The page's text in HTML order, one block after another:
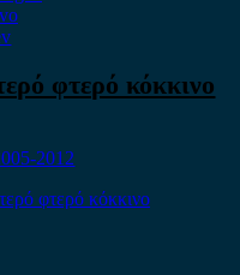
φτερό κόκκινο
2012